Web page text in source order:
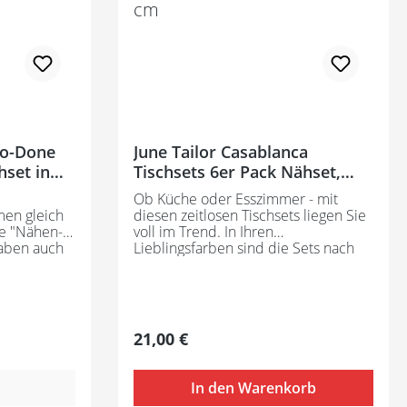
Done
in
gleich
"Nähen-
auch
und
x 22,8
x 7,6
June Tailor Casablanca
Tischsets 6er Pack Nähset,
fertige Größen ca. 48 x 38 cm
Ob Küche oder Esszimmer - mit
diesen zeitlosen Tischsets liegen Sie
voll im Trend. In Ihren
Lieblingsfarben sind die Sets nach
Wahl dazufügen, der Rest ist im
Nähset bereits inbegriffen. Enthält: -
Anleitung (in englisch)
Regulärer Preis:
21,00 €
In den Warenkorb